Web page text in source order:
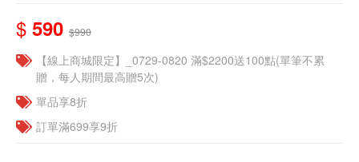
$ 590 $990
【線上商城限定】_0729-0820 滿$2200送100點(單筆不累
贈，每人期間最高贈5次)
單品享8折
訂單滿699享9折